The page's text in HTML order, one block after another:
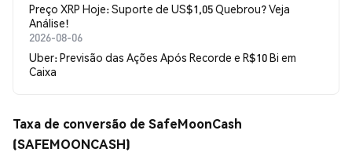
Preço XRP Hoje: Suporte de US$1,05 Quebrou? Veja
Análise!
2026-08-06
Uber: Previsão das Ações Após Recorde e R$10 Bi em
Caixa
Taxa de conversão de SafeMoonCash
(SAFEMOONCASH)